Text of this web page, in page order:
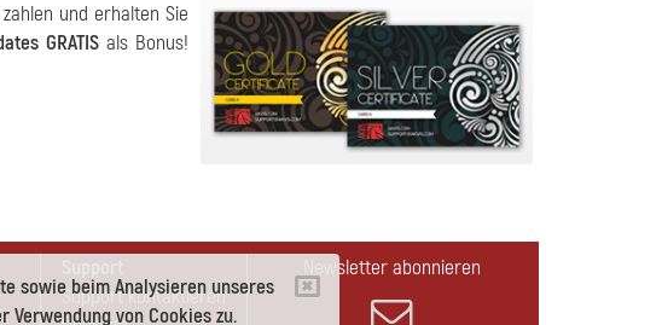
sowie beim Analysieren unseres
von Cookies zu.
und erhalten Sie
GRATIS als Bonus!
Support kontaktieren
Newsletter abonnieren